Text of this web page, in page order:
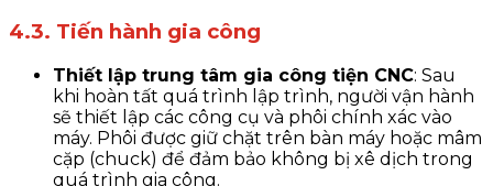
4.3. Tiến hành gia công
Thiết lập trung tâm gia công tiện CNC: Sau
khi hoàn tất quá trình lập trình, người vận hành
sẽ thiết lập các công cụ và phôi chính xác vào
máy. Phôi được giữ chặt trên bàn máy hoặc mâm
cặp (chuck) để đảm bảo không bị xê dịch trong
quá trình gia công.